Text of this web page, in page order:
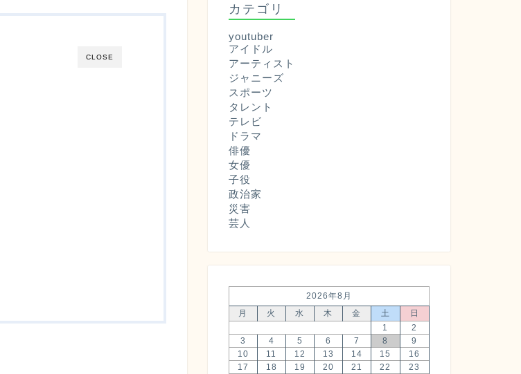
CLOSE
カテゴリ
youtuber
アイドル
アーティスト
ジャニーズ
スポーツ
タレント
テレビ
ドラマ
俳優
女優
子役
政治家
災害
芸人
2026年8月
月
火 水 木 金 土
日
1
2
3
4 5 6 7 8
9
10
11 12 13 14 15
16
17
18 19 20 21 22
23